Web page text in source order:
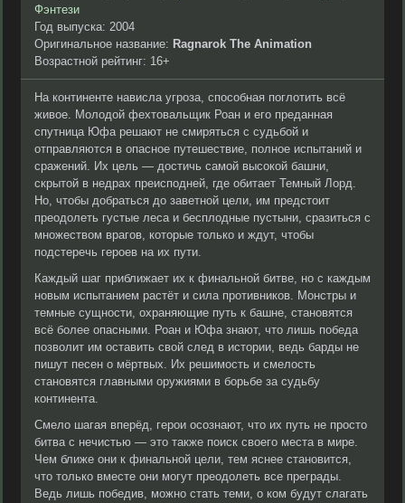
Фэнтези
Год выпуска: 2004
Оригинальное название: Ragnarok The Animation
Возрастной рейтинг: 16+
На континенте нависла угроза, способная поглотить всё
живое. Молодой фехтовальщик Роан и его преданная
спутница Юфа решают не смиряться с судьбой и
отправляются в опасное путешествие, полное испытаний и
сражений. Их цель — достичь самой высокой башни,
скрытой в недрах преисподней, где обитает Темный Лорд.
Но, чтобы добраться до заветной цели, им предстоит
преодолеть густые леса и бесплодные пустыни, сразиться с
множеством врагов, которые только и ждут, чтобы
подстеречь героев на их пути.
Каждый шаг приближает их к финальной битве, но с каждым
новым испытанием растёт и сила противников. Монстры и
темные сущности, охраняющие путь к башне, становятся
всё более опасными. Роан и Юфа знают, что лишь победа
позволит им оставить свой след в истории, ведь барды не
пишут песен о мёртвых. Их решимость и смелость
становятся главными оружиями в борьбе за судьбу
континента.
Смело шагая вперёд, герои осознают, что их путь не просто
битва с нечистью — это также поиск своего места в мире.
Чем ближе они к финальной цели, тем яснее становится,
что только вместе они могут преодолеть все преграды.
Ведь лишь победив, можно стать теми, о ком будут слагать